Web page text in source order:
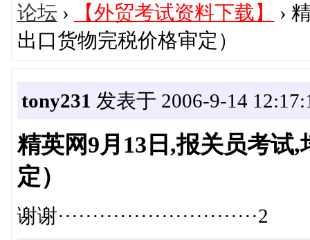
论坛 › 【外贸考试资料下载】
›
出口货物完税价格审定）
tony231 发表于 2006-9-14
精英网9月13日,报关员考试
定）
谢谢·····························2